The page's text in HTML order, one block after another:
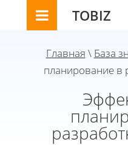
TOBIZ
Главная \ База
планирование в